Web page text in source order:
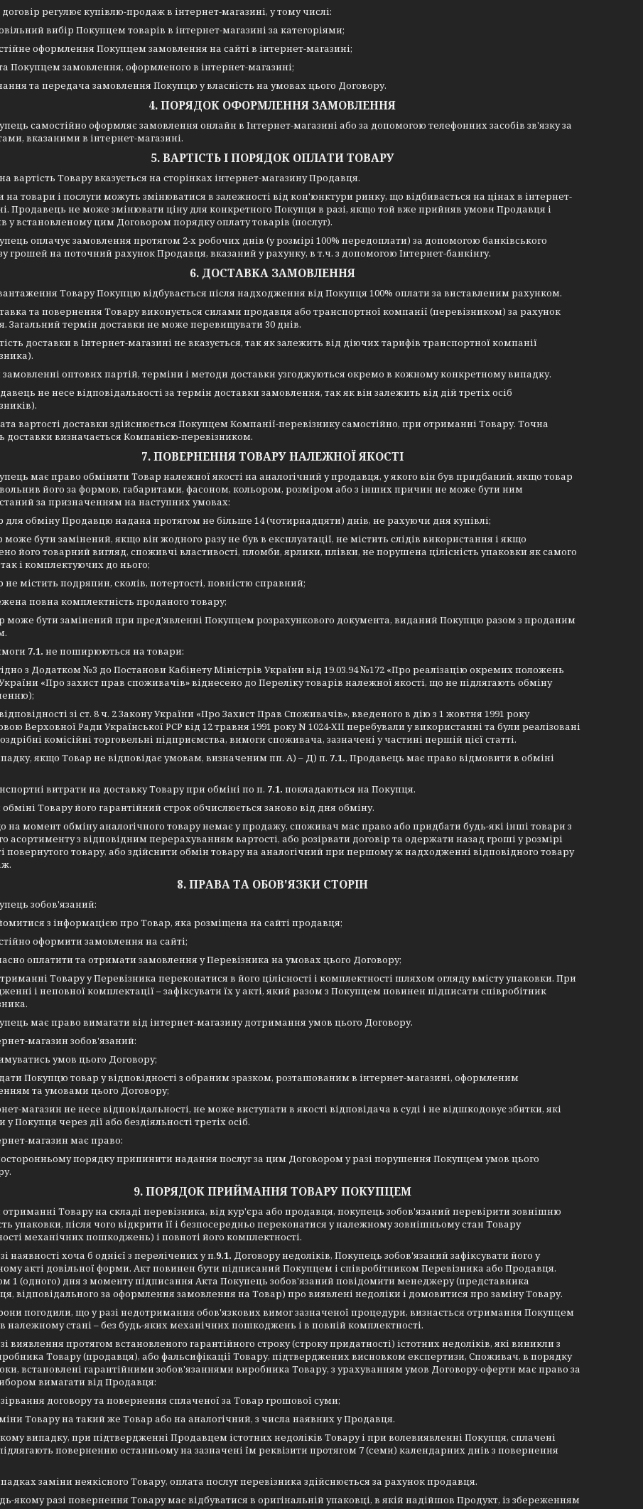
регулює купівлю-продаж в інтернет-магазині, у тому числі:
вибір Покупцем товарів в інтернет-магазині за категоріями;
оформлення Покупцем замовлення на сайті в інтернет-магазині;
Покупцем замовлення, оформленого в інтернет-магазині;
та передача замовлення Покупцю у власність на умовах цього Договору.
4. ПОРЯДОК ОФОРМЛЕННЯ ЗАМОВЛЕННЯ
самостійно оформляє замовлення онлайн в Інтернет-магазині або за допомогою телефонних засобів зв'язку за
вказаними в інтернет-магазині.
5. ВАРТІСТЬ І ПОРЯДОК ОПЛАТИ ТОВАРУ
вартість Товару вказується на сторінках інтернет-магазину Продавця.
на товари і послуги можуть змінюватися в залежності від кон'юнктури ринку, що відбивається на цінах в інтернет-
Продавець не може змінювати ціну для конкретного Покупця в разі, якщо той вже прийняв умови Продавця і
у встановленому цим Договором порядку оплату товарів (послуг).
оплачує замовлення протягом 2-х робочих днів (у розмірі 100% передоплати) за допомогою банківського
грошей на поточний рахунок Продавця, вказаний у рахунку, в т.ч. з допомогою Інтернет-банкінгу.
6. ДОСТАВКА ЗАМОВЛЕННЯ
Товару Покупцю відбувається після надходження від Покупця 100% оплати за виставленим рахунком.
та повернення Товару виконується силами продавця або транспортної компанії (перевізником) за рахунок
Загальний термін доставки не може перевищувати 30 днів.
доставки в Інтернет-магазині не вказується, так як залежить від діючих тарифів транспортної компанії
оптових партій, терміни і методи доставки узгоджуються окремо в кожному конкретному випадку.
не несе відповідальності за термін доставки замовлення, так як він залежить від дій третіх осіб
вартості доставки здійснюється Покупцем Компанії-перевізнику самостійно, при отриманні Товару. Точна
доставки визначається Компанією-перевізником.
7. ПОВЕРНЕННЯ ТОВАРУ НАЛЕЖНОЇ ЯКОСТІ
має право обміняти Товар належної якості на аналогічний у продавця, у якого він був придбаний, якщо товар
його за формою, габаритами, фасоном, кольором, розміром або з інших причин не може бути ним
за призначенням на наступних умовах:
для обміну Продавцю надана протягом не більше 14 (чотирнадцяти) днів, не рахуючи дня купівлі;
може бути замінений, якщо він жодного разу не був в експлуатації, не містить слідів використання і якщо
його товарний вигляд, споживчі властивості, пломби, ярлики, плівки, не порушена цілісність упаковки як самого
і комплектуючих до нього;
не містить подряпин, сколів, потертості, повністю справний;
повна комплектність проданого товару;
може бути замінений при пред'явленні Покупцем розрахункового документа, виданий Покупцю разом з проданим
7.1. не поширюються на товари:
з Додатком №3 до Постанови Кабінету Міністрів України від 19.03.94 №172 «Про реалізацію окремих положень
«Про захист прав споживачів» віднесено до Переліку товарів належної якості, що не підлягають обміну
зі ст. 8 ч. 2 Закону України «Про Захист Прав Споживачів», введеного в дію з 1 жовтня 1991 року
Верховної Ради Української РСР від 12 травня 1991 року N 1024-ХІІ перебували у використанні та були реалізовані
комісійні торговельні підприємства, вимоги споживача, зазначені у частині першій цієї статті.
якщо Товар не відповідає умовам, визначеним пп. А) – Д) п. 7.1., Продавець має право відмовити в обміні
витрати на доставку Товару при обміні по п. 7.1. покладаються на Покупця.
Товару його гарантійний строк обчислюється заново від дня обміну.
на момент обміну аналогічного товару немає у продажу, споживач має право або придбати будь-які інші товари з
асортименту з відповідним перерахуванням вартості, або розірвати договір та одержати назад гроші у розмірі
повернутого товару, або здійснити обмін товару на аналогічний при першому ж надходженні відповідного товару
8. ПРАВА ТА ОБОВ'ЯЗКИ СТОРІН
зобов'язаний:
з інформацією про Товар, яка розміщена на сайті продавця;
оформити замовлення на сайті;
оплатити та отримати замовлення у Перевізника на умовах цього Договору;
Товару у Перевізника переконатися в його цілісності і комплектності шляхом огляду вмісту упаковки. При
і неповної комплектації – зафіксувати їх у акті, який разом з Покупцем повинен підписати співробітник
має право вимагати від інтернет-магазину дотримання умов цього Договору.
магазин зобов'язаний:
умов цього Договору;
Покупцю товар у відповідності з обраним зразком, розташованим в інтернет-магазині, оформленим
та умовами цього Договору;
магазин не несе відповідальності, не може виступати в якості відповідача в суді і не відшкодовує збитки, які
у Покупця через дії або бездіяльності третіх осіб.
магазин має право:
порядку припинити надання послуг за цим Договором у разі порушення Покупцем умов цього
9. ПОРЯДОК ПРИЙМАННЯ ТОВАРУ ПОКУПЦЕМ
Товару на складі перевізника, від кур'єра або продавця, покупець зобов'язаний перевірити зовнішню
упаковки, після чого відкрити її і безпосередньо переконатися у належному зовнішньому стан Товару
механічних пошкоджень) і повноті його комплектності.
наявності хоча б однієї з перелічених у п.9.1. Договору недоліків, Покупець зобов'язаний зафіксувати його у
акті довільної форми. Акт повинен бути підписаний Покупцем і співробітником Перевізника або Продавця.
1 (одного) дня з моменту підписання Акта Покупець зобов'язаний повідомити менеджеру (представника
відповідального за оформлення замовлення на Товар) про виявлені недоліки і домовитися про заміну Товару.
погодили, що у разі недотримання обов'язкових вимог зазначеної процедури, визнається отримання Покупцем
належному стані – без будь-яких механічних пошкоджень і в повній комплектності.
виявлення протягом встановленого гарантійного строку (строку придатності) істотних недоліків, які виникли з
Товару (продавця), або фальсифікації Товару, підтверджених висновком експертизи, Споживач, в порядку
встановлені гарантійними зобов'язаннями виробника Товару, з урахуванням умов Договору-оферти має право за
вимагати від Продавця:
договору та повернення сплаченої за Товар грошової суми;
Товару на такий же Товар або на аналогічний, з числа наявних у Продавця.
випадку, при підтвердженні Продавцем істотних недоліків Товару і при волевиявленні Покупця, сплачені
поверненню останньому на зазначені їм реквізити протягом 7 (семи) календарних днів з повернення
заміни неякісного Товару, оплата послуг перевізника здійснюється за рахунок продавця.
якому разі повернення Товару має відбуватися в оригінальній упаковці, в якій надійшов Продукт, із збереженням